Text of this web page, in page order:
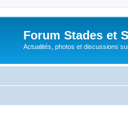
Forum Stades et
Actualités, photos et discussions